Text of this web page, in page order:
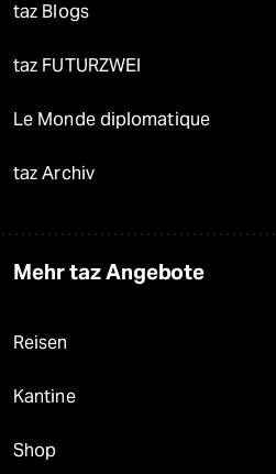
taz Blogs
taz FUTURZWEI
Le Monde diplomatique
taz Archiv
Mehr taz Angebote
Reisen
Kantine
Shop